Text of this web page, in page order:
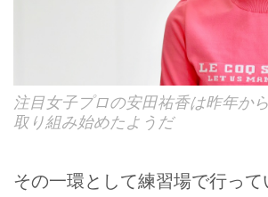
注目女子プロの安田祐香は昨年か
取り組み始めたようだ
その一環として練習場で行って